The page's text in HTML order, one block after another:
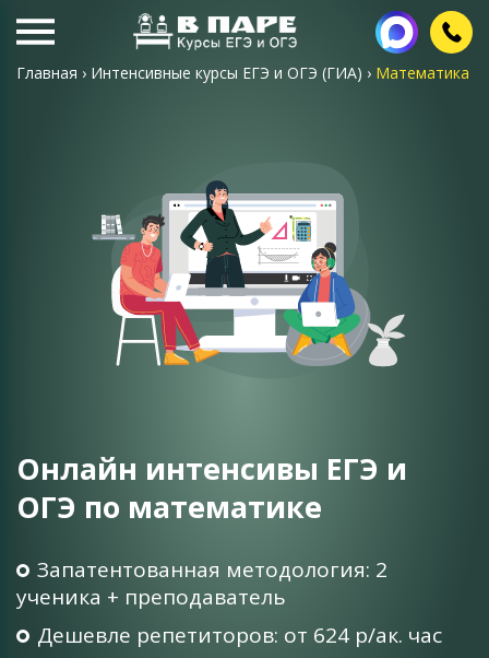
Главная › Интенсивные курсы ЕГЭ и ОГЭ (ГИА) › Математика
Онлайн интенсивы ЕГЭ и
ОГЭ по математике
Запатентованная методология: 2
ученика + преподаватель
Дешевле репетиторов: от 624 р/ак. час